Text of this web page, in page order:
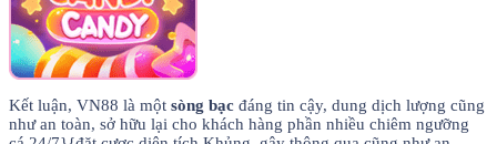
Kết luận, VN88 là một sòng bạc đáng tin cậy, dung dịch lượng cũng
như an toàn, sở hữu lại cho khách hàng phần nhiều chiêm ngưỡng